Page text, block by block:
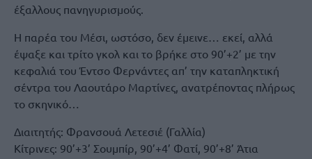
έξαλλους πανηγυρισμούς.
Η παρέα του Μέσι, ωστόσο, δεν έμεινε… εκεί, αλλά
έψαξε και τρίτο γκολ και το βρήκε στο 90’+2’ με την
κεφαλιά του Έντσο Φερνάντες απ’ την καταπληκτική
σέντρα του Λαουτάρο Μαρτίνες, ανατρέποντας πλήρως
το σκηνικό…
Διαιτητής: Φρανσουά Λετεσιέ (Γαλλία)
Κίτρινες: 90’+3’ Σουμπίρ, 90’+4’ Φατί, 90’+8’ Άτια